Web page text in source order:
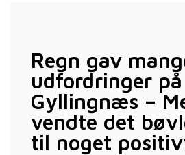
Regn gav
udfordringer på
Gyllingnæs –
vendte det
til noget